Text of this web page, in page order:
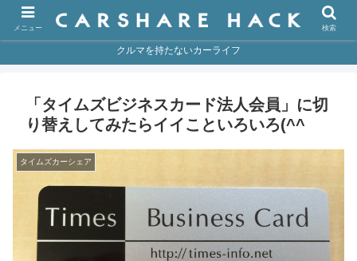
クルマを持たないカーライフ
「タイムズビジネスカード法人会員」に切
り替えしてみたらイイこといろいろ(^^ゞ
タイムズカーシェア
メニュー 検索